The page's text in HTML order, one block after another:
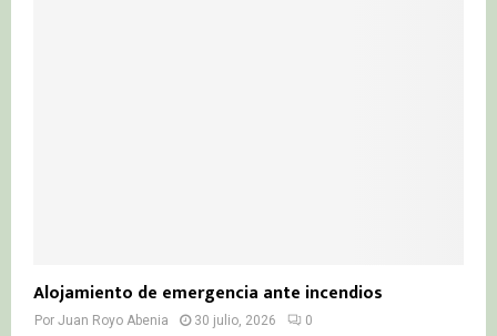
Alojamiento de emergencia ante incendios
Por Juan Royo Abenia 30 julio, 2026 0